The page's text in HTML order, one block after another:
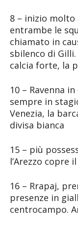
8 – inizio molto
entrambe le
chiamato in
sbilenco di
calcia forte, la
10 – Ravenna
sempre in
Venezia, la
divisa bianca
15 – più
l’Arezzo copre
16 – Rrapaj,
presenze in
centrocampo.